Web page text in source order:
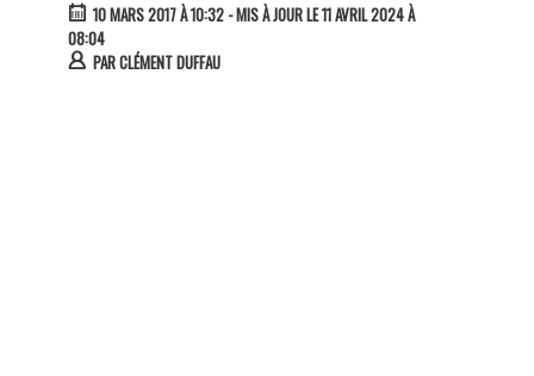
10 MARS 2017 À 10:32- MIS À JOUR LE 11 AVRIL 2024 À
08:04
PARCLÉMENT DUFFAU